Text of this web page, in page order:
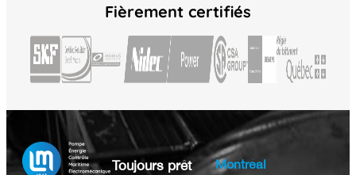
Fièrement certifiés
Toujours prêt
Montréal